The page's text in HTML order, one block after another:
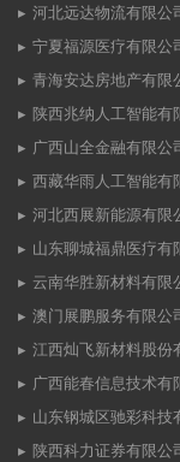
河北远达物流有限公
宁夏福源医疗有限公
青海安达房地产有限
陕西兆纳人工智能有
广西山全金融有限公
西藏华雨人工智能有
河北西展新能源有限
山东聊城福鼎医疗有
云南华胜新材料有限
澳门展鹏服务有限公
江西灿飞新材料股份
广西能春信息技术有
山东钢城区驰彩科技
陕西科力证券有限公